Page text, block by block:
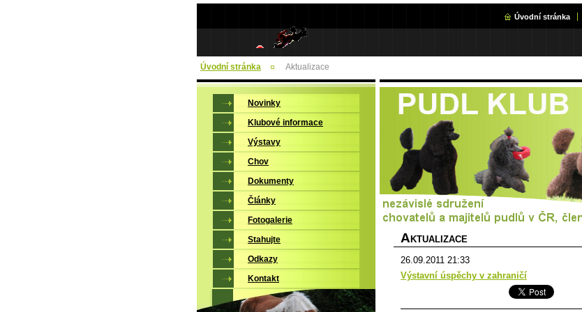
Úvodní stránka
Úvodní stránka Aktualizace
A KTUALIZACE
26.09.2011 21:33
Výstavní úspěchy v zahraničí
Novinky
Klubové informace
Výstavy
Chov
Dokumenty
Články
Fotogalerie
Stahujte
Odkazy
Kontakt